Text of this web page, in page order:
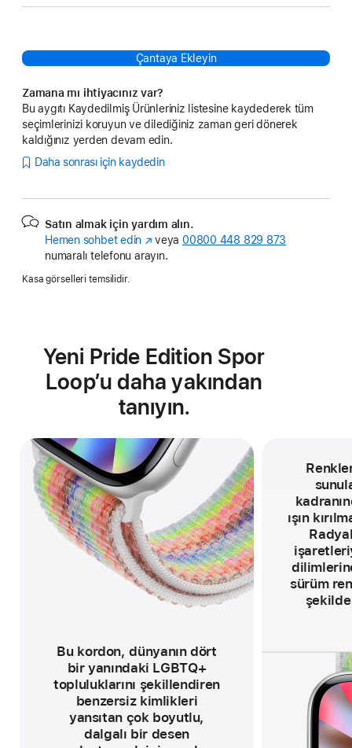
Çantaya Ekleyin
Zamana mı ihtiyacınız var?
Bu aygıtı Kaydedilmiş Ürünleriniz listesine kaydederek tüm
seçimlerinizi koruyun ve dilediğiniz zaman geri dönerek
kaldığınız yerden devam edin.
Daha sonrası için kaydedin
Satın almak için yardım alın.
Hemen sohbet edin (Yeni
pencerede
veya 00800 448 829 873
numaralı telefonu arayın.
Kasa görselleri temsilidir.
Yeni Pride Edition Spor
Loop’u daha yakından
tanıyın.
Bu kordon, dünyanın dört
bir yanındaki LGBTQ+
topluluklarını şekillendiren
benzersiz kimlikleri
yansıtan çok boyutlu,
dalgalı bir desen
ışın
sürüm
şekilde